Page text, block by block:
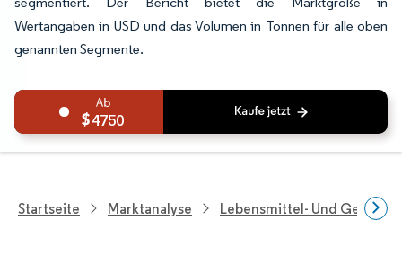
Wertangaben in USD und das Volumen in Tonnen für alle oben
genannten Segmente.
4750
Startseite Marktanalyse Lebensmittel- Und